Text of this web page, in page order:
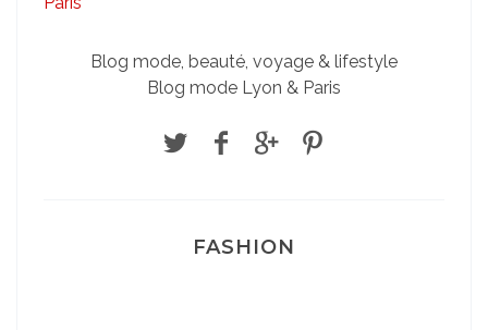
Blog mode, beauté, voyage & lifestyle
Blog mode Lyon & Paris
FASHION